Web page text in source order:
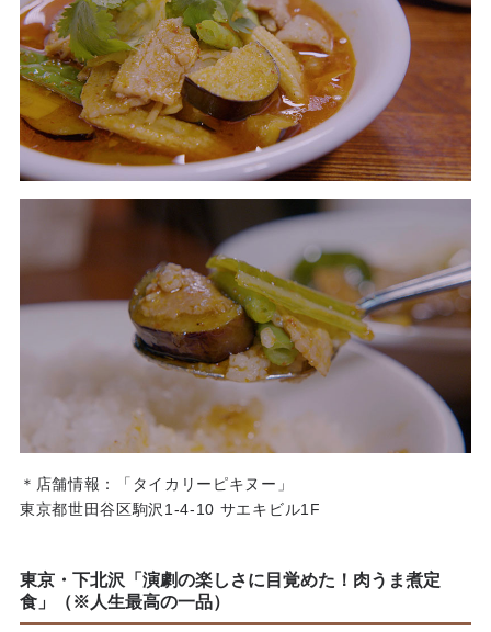
＊店舗情報：「タイカリーピキヌー」
東京都世田谷区駒沢1-4-10 サエキビル1F
東京・下北沢「演劇の楽しさに目覚めた！肉うま煮定
食」（※人生最高の一品）